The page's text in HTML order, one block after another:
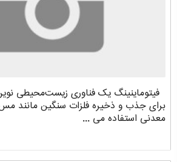
فیتوماینینگ یک فناوری زیست‌محیطی
برای جذب و ذخیره فلزات سنگین مانند
معدنی استفاده می ...